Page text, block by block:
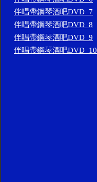
伴唱帶鋼琴酒吧DVD_7
伴唱帶鋼琴酒吧DVD_8
伴唱帶鋼琴酒吧DVD_9
伴唱帶鋼琴酒吧DVD_10